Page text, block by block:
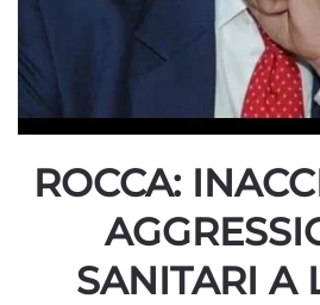
ROCCA:
SANITARI A